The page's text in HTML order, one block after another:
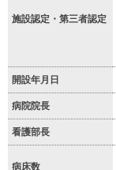
施設認定・第三者認定
開設年月日
病院院長
看護部長
病床数